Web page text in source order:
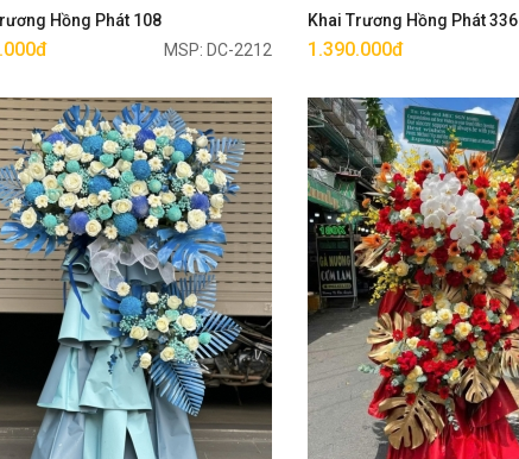
Hồng Phát 108
MSP: DC-2212
Khai Trương Hồng Phát 336
1.390.000đ
Mua ngay Mua ngay